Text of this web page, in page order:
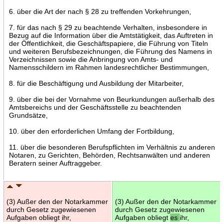
6. über die Art der nach § 28 zu treffenden Vorkehrungen,
7. für das nach § 29 zu beachtende Verhalten, insbesondere in
Bezug auf die Information über die Amtstätigkeit, das Auftreten in
der Öffentlichkeit, die Geschäftspapiere, die Führung von Titeln
und weiteren Berufsbezeichnungen, die Führung des Namens in
Verzeichnissen sowie die Anbringung von Amts- und
Namensschildern im Rahmen landesrechtlicher Bestimmungen,
8. für die Beschäftigung und Ausbildung der Mitarbeiter,
9. über die bei der Vornahme von Beurkundungen außerhalb des
Amtsbereichs und der Geschäftsstelle zu beachtenden
Grundsätze,
10. über den erforderlichen Umfang der Fortbildung,
11. über die besonderen Berufspflichten im Verhältnis zu anderen
Notaren, zu Gerichten, Behörden, Rechtsanwälten und anderen
Beratern seiner Auftraggeber.
(3) Außer den der Notarkammer
durch Gesetz zugewiesenen
Aufgaben obliegt ihr,
(3) Außer den der Notarkammer
durch Gesetz zugewiesenen
Aufgaben obliegt es ihr,